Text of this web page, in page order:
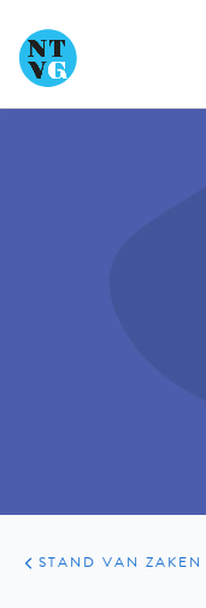
ARTIKELEN
PRAKTIJK
STAND VAN ZAKEN